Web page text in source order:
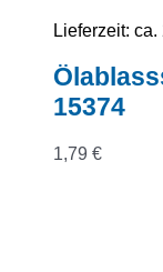
Lieferzeit: ca.
15374
1,79 €